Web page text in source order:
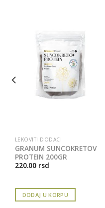
LEKOVITI DODACI
GRANUM SUNCOKRETOV
PROTEIN 200GR
220.00 rsd
DODAJ U KORPU